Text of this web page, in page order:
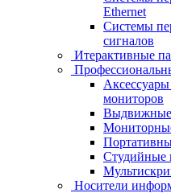
Ethernet
Системы
сигналов
Итерактивные
мониторов
Выдвижные
Студийные
Носители